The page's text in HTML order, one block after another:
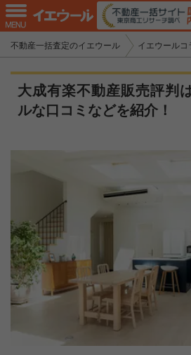
不動産一括査定のイエウール イエウールコ
大成有楽不動産販売評判
ルな口コミなどを紹介！